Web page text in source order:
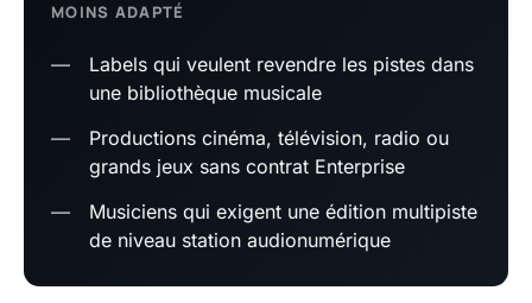
MOINS ADAPTÉ
—
Labels qui veulent revendre les pistes dans
une bibliothèque musicale
—
Productions cinéma, télévision, radio ou
grands jeux sans contrat Enterprise
—
Musiciens qui exigent une édition multipiste
de niveau station audionumérique